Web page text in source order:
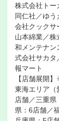
株式会社トー
同仁社／ゆ
会社クックサ
山本綿業／
和メンテナン
式会社サカタ
報マート
【店舗展開
東海エリア（
店舗／三重県
県：6店舗／